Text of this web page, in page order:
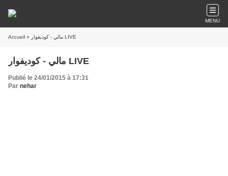
MENU
Accueil » مالي - كوديفوار LIVE
مالي - كوديفوار LIVE
Publié le 24/01/2015 à 17:31
Par nehar